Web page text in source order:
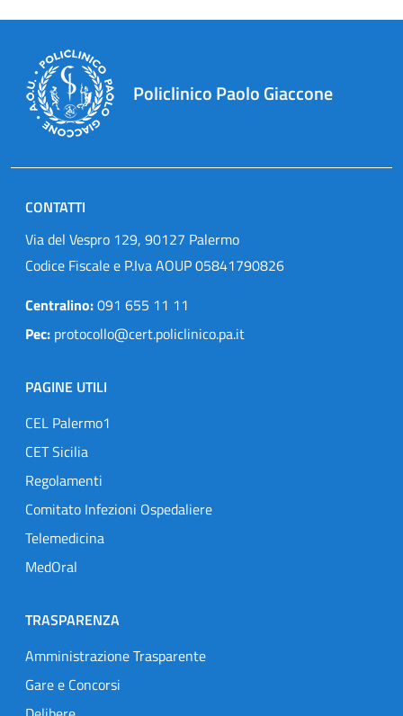
Policlinico Paolo Giaccone
CONTATTI
Via del Vespro 129, 90127 Palermo
Codice Fiscale e P.Iva AOUP 05841790826
Centralino:091 655 11 11
Pec: protocollo@cert.policlinico.pa.it
PAGINE UTILI
CEL Palermo1
CET Sicilia
Regolamenti
Comitato Infezioni Ospedaliere
Telemedicina
MedOral
TRASPARENZA
Amministrazione Trasparente
Gare e Concorsi